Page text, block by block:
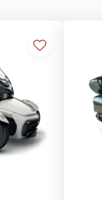
129 mm
cursa 132 mm